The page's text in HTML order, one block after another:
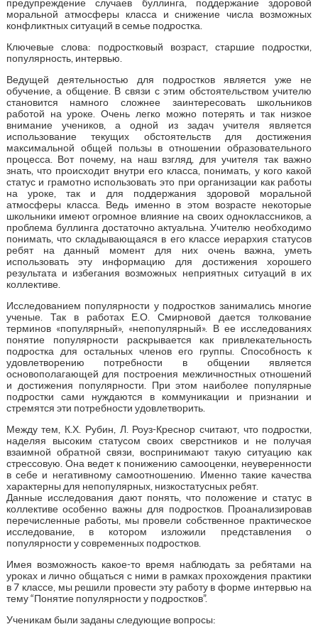
предупреждение случаев буллинга, поддержание здоровой
моральной атмосферы класса и снижение числа возможных
конфликтных ситуаций в семье подростка.
Ключевые слова: подростковый возраст, старшие подростки,
популярность, интервью.
Ведущей деятельностью для подростков является уже не
обучение, а общение. В связи с этим обстоятельством учителю
становится намного сложнее заинтересовать школьников
работой на уроке. Очень легко можно потерять и так низкое
внимание учеников, а одной из задач учителя является
использование текущих обстоятельств для достижения
максимальной общей пользы в отношении образовательного
процесса. Вот почему, на наш взгляд, для учителя так важно
знать, что происходит внутри его класса, понимать, у кого какой
статус и грамотно использовать это при организации как работы
на уроке, так и для поддержания здоровой моральной
атмосферы класса. Ведь именно в этом возрасте некоторые
школьники имеют огромное влияние на своих одноклассников, а
проблема буллинга достаточно актуальна. Учителю необходимо
понимать, что складывающаяся в его классе иерархия статусов
ребят на данный момент для них очень важна, уметь
использовать эту информацию для достижения хорошего
результата и избегания возможных неприятных ситуаций в их
коллективе.
Исследованием популярности у подростков занимались многие
ученые. Так в работах Е.О. Смирновой дается толкование
терминов «популярный», «непопулярный». В ее исследованиях
понятие популярности раскрывается как привлекательность
подростка для остальных членов его группы. Способность к
удовлетворению потребности в общении является
основополагающей для построения межличностных отношений
и достижения популярности. При этом наиболее популярные
подростки сами нуждаются в коммуникации и признании и
стремятся эти потребности удовлетворить.
Между тем, К.Х. Рубин, Л. Роуз-Креснор считают, что подростки,
наделяя высоким статусом своих сверстников и не получая
взаимной обратной связи, воспринимают такую ситуацию как
стрессовую. Она ведет к понижению самооценки, неуверенности
в себе и негативному самоотношению. Именно такие качества
характерны для непопулярных, низкостатусных ребят.
Данные исследования дают понять, что положение и статус в
коллективе особенно важны для подростков. Проанализировав
перечисленные работы, мы провели собственное практическое
исследование, в котором изложили представления о
популярности у современных подростков.
Имея возможность какое-то время наблюдать за ребятами на
уроках и лично общаться с ними в рамках прохождения практики
в 7 классе, мы решили провести эту работу в форме интервью на
тему “Понятие популярности у подростков”.
Ученикам были заданы следующие вопросы: